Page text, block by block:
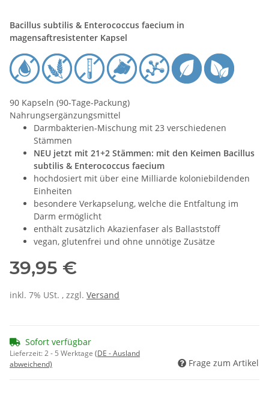
Bacillus subtilis & Enterococcus faecium in
magensaftresistenter Kapsel
90 Kapseln (90-Tage-Packung)
Nahrungsergänzungsmittel
Darmbakterien-Mischung mit 23 verschiedenen
Stämmen
NEU jetzt mit 21+2 Stämmen: mit den Keimen Bacillus
subtilis & Enterococcus faecium
hochdosiert mit über eine Milliarde koloniebildenden
Einheiten
besondere Verkapselung, welche die Entfaltung im
Darm ermöglicht
enthält zusätzlich Akazienfaser als Ballaststoff
vegan, glutenfrei und ohne unnötige Zusätze
39,95 €
inkl. 7% USt. , zzgl. Versand
Sofort verfügbar
Lieferzeit:2 - 5 Werktage (DE - Ausland
abweichend)
Frage zum Artikel